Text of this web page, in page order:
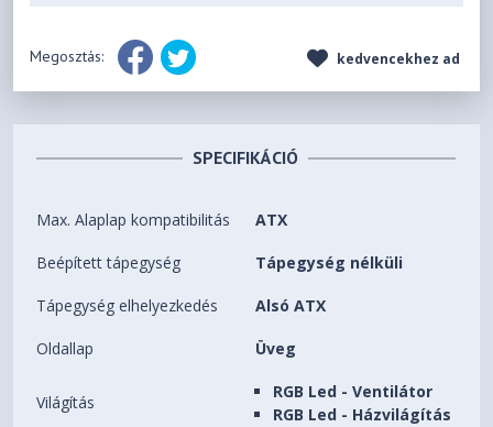
Megosztás: kedvencekhez ad
SPECIFIKÁCIÓ
Max. Alaplap kompatibilitás ATX
Beépített tápegység Tápegység nélküli
Tápegység elhelyezkedés Alsó ATX
Oldallap Üveg
Világítás
RGB Led - Ventilátor
RGB Led - Házvilágítás